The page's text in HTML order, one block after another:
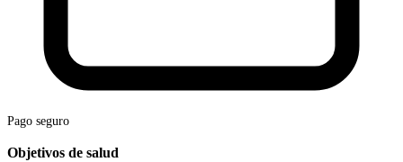
Pago seguro
Objetivos de salud